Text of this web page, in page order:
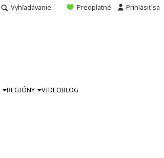
Vyhľadávanie Predplatné Prihlásiť sa
REGIÓNY VIDEOBLOG